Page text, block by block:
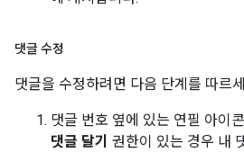
댓글 수정
댓글을 수정하려면 다음 단계를 따르
댓글 번호 옆에 있는 연필 아이
댓글 달기 권한이 있는 경우 내